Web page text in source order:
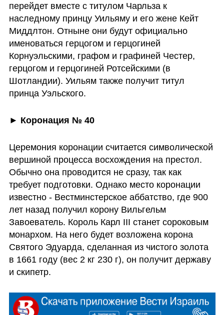
перейдет вместе с титулом Чарльза к
наследному принцу Уильяму и его жене Кейт
Миддлтон. Отныне они будут официально
именоваться герцогом и герцогиней
Корнуэльскими, графом и графиней Честер,
герцогом и герцогиней Ротсейскими (в
Шотландии). Уильям также получит титул
принца Уэльского.
► Коронация № 40
Церемония коронации считается символической
вершиной процесса восхождения на престол.
Обычно она проводится не сразу, так как
требует подготовки. Однако место коронации
известно - Вестминстерское аббатство, где 900
лет назад получил корону Вильгельм
Завоеватель. Король Карл III станет сороковым
монархом. На него будет возложена корона
Святого Эдуарда, сделанная из чистого золота
в 1661 году (вес 2 кг 230 г), он получит державу
и скипетр.